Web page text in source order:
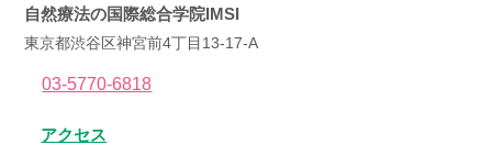
自然療法の国際総合学院IMSI
東京都渋谷区神宮前4丁目13-17-A
03-5770-6818
アクセス